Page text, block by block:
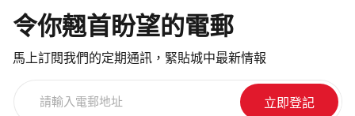
令你翹首盼望的電郵
馬上訂閱我們的定期通訊，緊貼城中最新情報